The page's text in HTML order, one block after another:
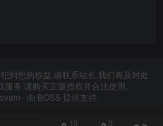
到您的权益,请联系站长,我们将及时处
务,请购买正版授权并合法使用。
· 由 BOSS 提供支持.
10 5